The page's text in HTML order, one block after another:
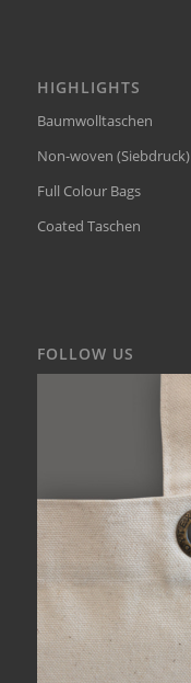
HIGHLIGHTS
Baumwolltaschen
Non-woven (Siebdruck)
Full Colour Bags
Coated Taschen
FOLLOW US